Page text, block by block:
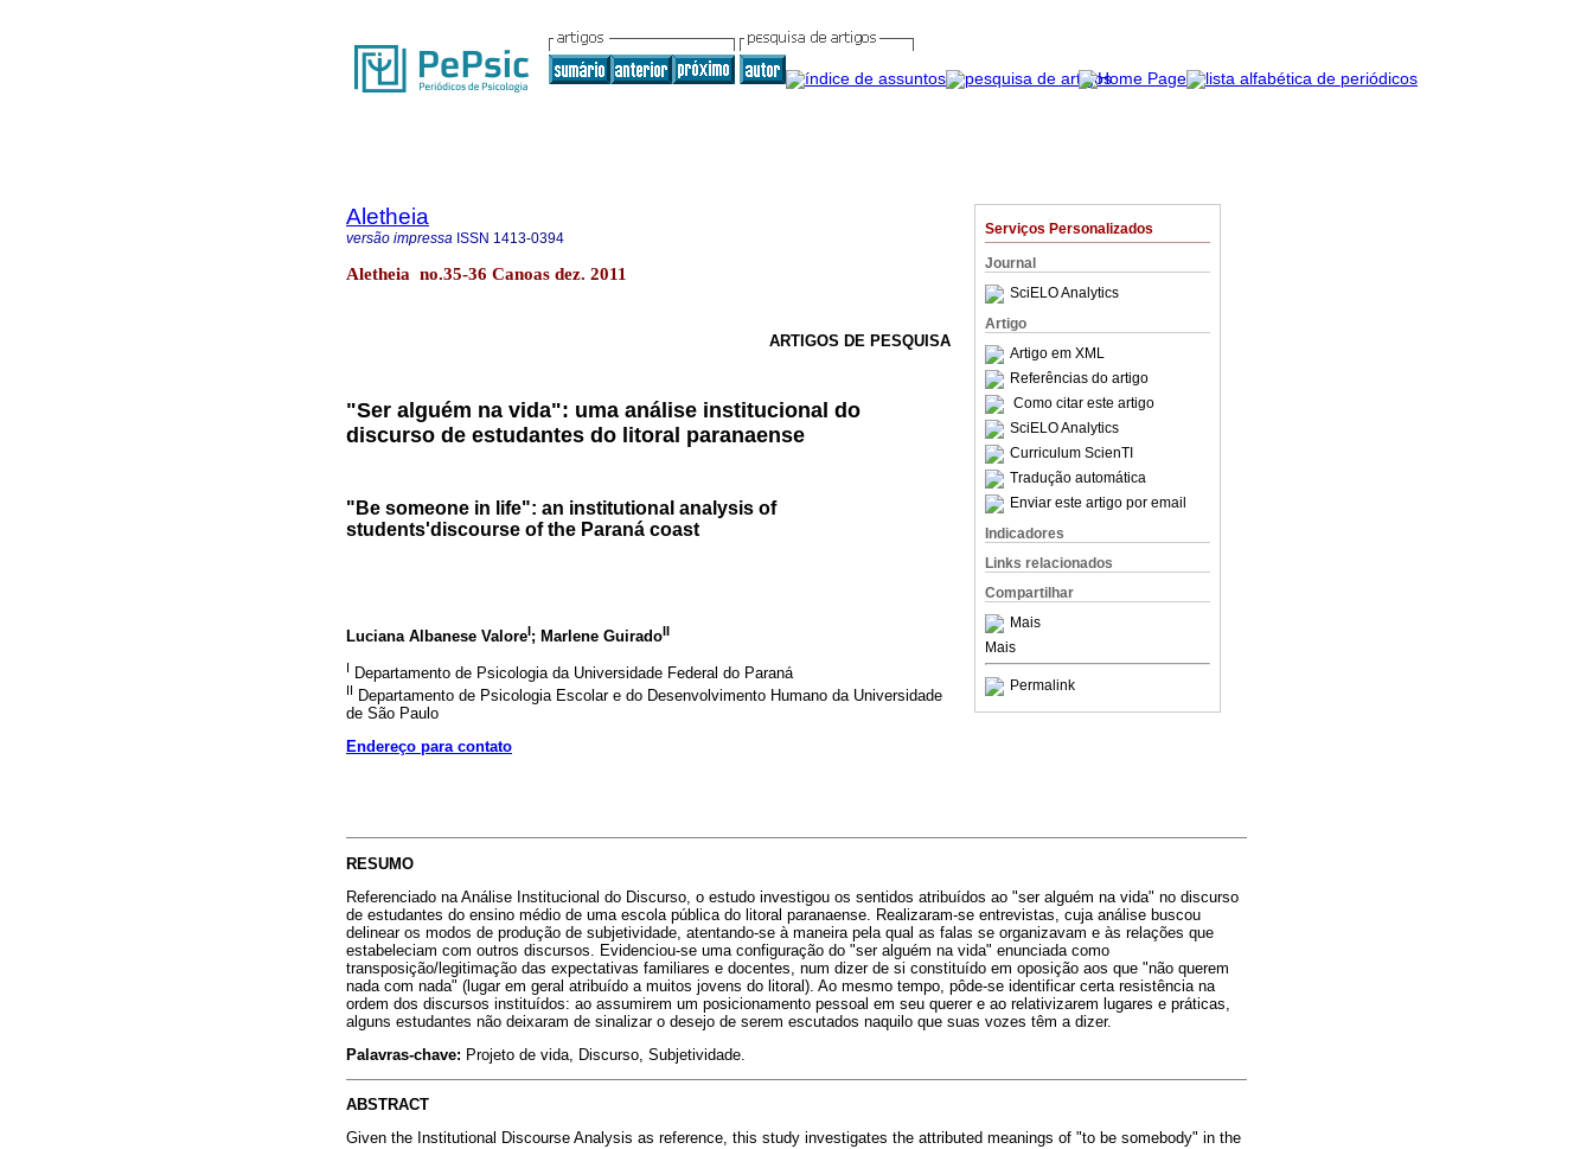
Serviços Personalizados
Journal
SciELO Analytics
Artigo
Artigo em XML
Referências do artigo
Como citar este artigo
SciELO Analytics
Curriculum ScienTI
Tradução automática
Enviar este artigo por email
Indicadores
Links relacionados
Compartilhar
Mais
Mais
Permalink
Aletheia
versão impressa ISSN 1413-0394
Aletheia no.35-36 Canoas dez. 2011
ARTIGOS DE PESQUISA
"Ser alguém na vida": uma análise institucional do
discurso de estudantes do litoral paranaense
"Be someone in life": an institutional analysis of
students'discourse of the Paraná coast
Luciana Albanese ValoreI; Marlene GuiradoII
I Departamento de Psicologia da Universidade Federal do Paraná
II Departamento de Psicologia Escolar e do Desenvolvimento Humano da Universidade
de São Paulo
Endereço para contato
RESUMO
Referenciado na Análise Institucional do Discurso, o estudo investigou os sentidos atribuídos ao "ser alguém na vida" no discurso
de estudantes do ensino médio de uma escola pública do litoral paranaense. Realizaram-se entrevistas, cuja análise buscou
delinear os modos de produção de subjetividade, atentando-se à maneira pela qual as falas se organizavam e às relações que
estabeleciam com outros discursos. Evidenciou-se uma configuração do "ser alguém na vida" enunciada como
transposição/legitimação das expectativas familiares e docentes, num dizer de si constituído em oposição aos que "não querem
nada com nada" (lugar em geral atribuído a muitos jovens do litoral). Ao mesmo tempo, pôde-se identificar certa resistência na
ordem dos discursos instituídos: ao assumirem um posicionamento pessoal em seu querer e ao relativizarem lugares e práticas,
alguns estudantes não deixaram de sinalizar o desejo de serem escutados naquilo que suas vozes têm a dizer.
Palavras-chave: Projeto de vida, Discurso, Subjetividade.
ABSTRACT
Given the Institutional Discourse Analysis as reference, this study investigates the attributed meanings of "to be somebody" in the